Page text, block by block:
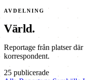
AVDELNING
Värld.
Reportage från platser
korrespondent.
25 publicerade